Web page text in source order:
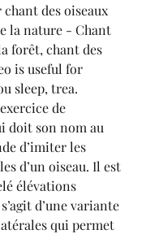
des oiseaux
la nature - Chant
forêt, chant des
is useful for
sleep, trea.
de
doit son nom au
d’imiter les
d’un oiseau. Il est
élévations
d’une variante
qui permet